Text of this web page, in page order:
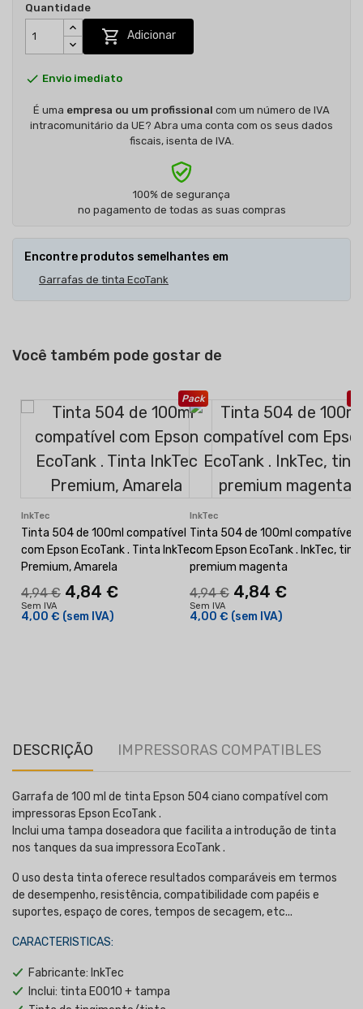
Quantidade
 Adicionar
 Envio imediato
É uma empresa ou um profissional com um número de IVA
intracomunitário da UE? Abra uma conta com os seus dados
fiscais, isenta de IVA.
100% de segurança
no pagamento de todas as suas compras
Encontre produtos semelhantes em
Garrafas de tinta EcoTank
Você também pode gostar de
Pack
InkTec
Tinta 504 de 100ml compatível
com Epson EcoTank . Tinta InkTec
Premium, Amarela
4,94 € 4,84 €
Sem IVA
4,00 € (sem IVA)
InkTec
Tinta 504 de 100ml compatível
com Epson EcoTank . InkTec,
premium magenta
4,94 € 4,84 €
Sem IVA
4,00 € (sem IVA)
DESCRIÇÃO IMPRESSORAS COMPATIBLES
Garrafa de 100 ml de tinta Epson 504 ciano compatível com
impressoras Epson EcoTank .
Inclui uma tampa doseadora que facilita a introdução de tinta
nos tanques da sua impressora EcoTank .
O uso desta tinta oferece resultados comparáveis em termos
de desempenho, resistência, compatibilidade com papéis e
suportes, espaço de cores, tempos de secagem, etc...
CARACTERISTICAS:
Fabricante: InkTec
Inclui: tinta E0010 + tampa